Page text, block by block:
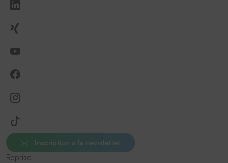
Inscription à la newsletter
Reprise